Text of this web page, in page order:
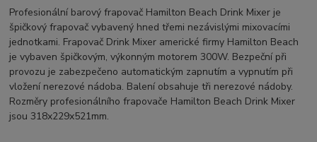
Profesionální barový frapovač Hamilton Beach Drink Mixer je
špičkový frapovač vybavený hned třemi nezávislými mixovacími
jednotkami. Frapovač Drink Mixer americké firmy Hamilton Beach
je vybaven špičkovým, výkonným motorem 300W. Bezpeční při
provozu je zabezpečeno automatickým zapnutím a vypnutím při
vložení nerezové nádoba. Balení obsahuje tři nerezové nádoby.
Rozměry profesionálního frapovače Hamilton Beach Drink Mixer
jsou 318x229x521mm.